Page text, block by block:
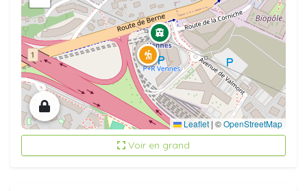
Leaflet | ©OpenStreetMap
Voir en grand